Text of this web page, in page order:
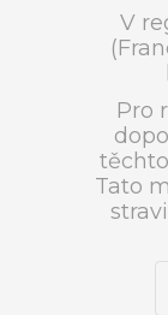
V
Pro
Tato